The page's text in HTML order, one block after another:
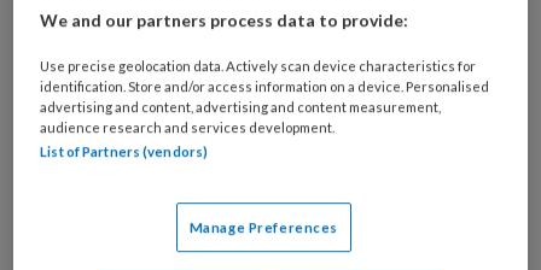
medische professionals. U kunt zich
voorschrijfbevoegdheid of een medisch
beroep of onderzoeksfunctie heeft.
Onbeperkt berichten en artikelen van
Netherlands Heart Journal lezen
We and our partners process data to provide:
Use precise geolocation data. Actively scan device characteristics for
identification. Store and/or access information on a device. Personalised
advertising and content, advertising and content measurement,
audience research and services development.
List of Partners (vendors)
Manage Preferences